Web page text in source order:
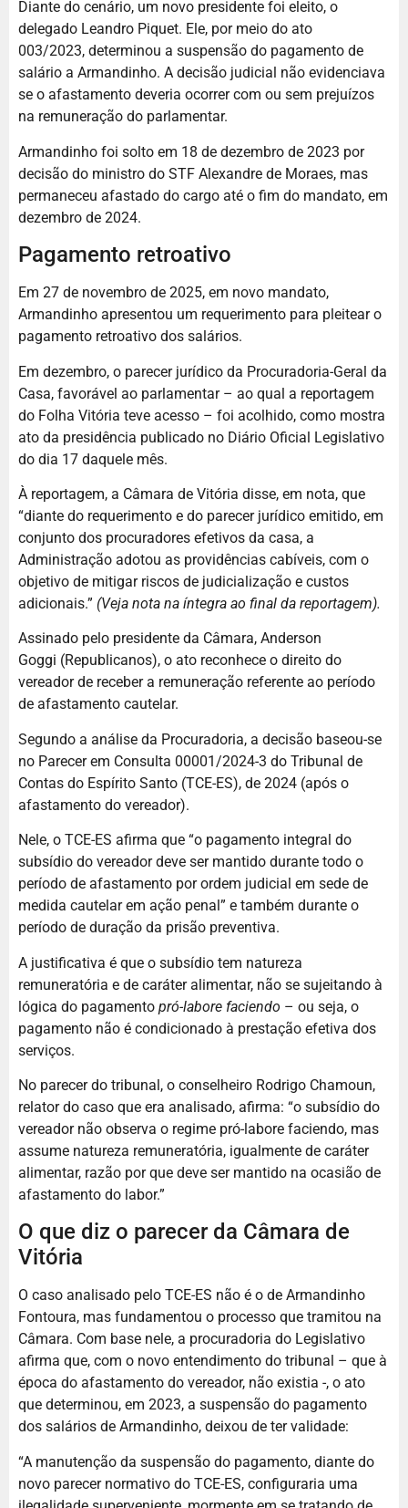
Diante do cenário, um novo presidente foi eleito, o
delegado Leandro Piquet. Ele, por meio do ato
003/2023, determinou a suspensão do pagamento de
salário a Armandinho. A decisão judicial não evidenciava
se o afastamento deveria ocorrer com ou sem prejuízos
na remuneração do parlamentar.
Armandinho foi solto em 18 de dezembro de 2023 por
decisão do ministro do STF Alexandre de Moraes, mas
permaneceu afastado do cargo até o fim do mandato, em
dezembro de 2024.
Pagamento retroativo
Em 27 de novembro de 2025, em novo mandato,
Armandinho apresentou um requerimento para pleitear o
pagamento retroativo dos salários.
Em dezembro, o parecer jurídico da Procuradoria-Geral da
Casa, favorável ao parlamentar – ao qual a reportagem
do Folha Vitória teve acesso – foi acolhido, como mostra
ato da presidência publicado no Diário Oficial Legislativo
do dia 17 daquele mês.
À reportagem, a Câmara de Vitória disse, em nota, que
“diante do requerimento e do parecer jurídico emitido, em
conjunto dos procuradores efetivos da casa, a
Administração adotou as providências cabíveis, com o
objetivo de mitigar riscos de judicialização e custos
adicionais.” (Veja nota na íntegra ao final da reportagem).
Assinado pelo presidente da Câmara, Anderson
Goggi (Republicanos), o ato reconhece o direito do
vereador de receber a remuneração referente ao período
de afastamento cautelar.
Segundo a análise da Procuradoria, a decisão baseou-se
no Parecer em Consulta 00001/2024-3 do Tribunal de
Contas do Espírito Santo (TCE-ES), de 2024 (após o
afastamento do vereador).
Nele, o TCE-ES afirma que “o pagamento integral do
subsídio do vereador deve ser mantido durante todo o
período de afastamento por ordem judicial em sede de
medida cautelar em ação penal” e também durante o
período de duração da prisão preventiva.
A justificativa é que o subsídio tem natureza
remuneratória e de caráter alimentar, não se sujeitando à
lógica do pagamento pró-labore faciendo – ou seja, o
pagamento não é condicionado à prestação efetiva dos
serviços.
No parecer do tribunal, o conselheiro Rodrigo Chamoun,
relator do caso que era analisado, afirma: “o subsídio do
vereador não observa o regime pró-labore faciendo, mas
assume natureza remuneratória, igualmente de caráter
alimentar, razão por que deve ser mantido na ocasião de
afastamento do labor.”
O que diz o parecer da Câmara de
Vitória
O caso analisado pelo TCE-ES não é o de Armandinho
Fontoura, mas fundamentou o processo que tramitou na
Câmara. Com base nele, a procuradoria do Legislativo
afirma que, com o novo entendimento do tribunal – que à
época do afastamento do vereador, não existia -, o ato
que determinou, em 2023, a suspensão do pagamento
dos salários de Armandinho, deixou de ter validade:
“A manutenção da suspensão do pagamento, diante do
novo parecer normativo do TCE-ES, configuraria uma